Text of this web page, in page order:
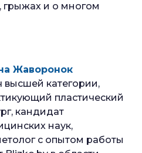
грыжах и о многом
Жаворонок
высшей категории,
пластический
кандидат
наук,
с опытом работы